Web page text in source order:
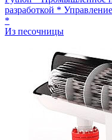
разработкой *
*
Из песочницы